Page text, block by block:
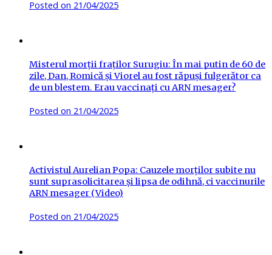
Posted on 21/04/2025
Misterul morții fraților Surugiu: În mai putin de 60 de
zile, Dan, Romică și Viorel au fost răpuși fulgerător ca
de un blestem. Erau vaccinați cu ARN mesager?
Posted on 21/04/2025
Activistul Aurelian Popa: Cauzele morților subite nu
sunt suprasolicitarea și lipsa de odihnă, ci vaccinurile
ARN mesager (Video)
Posted on 21/04/2025